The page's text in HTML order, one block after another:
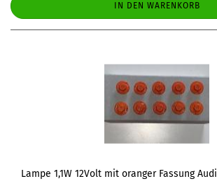
IN DEN WARENKORB
Lampe 1,1W 12Volt mit oranger Fassung Audi